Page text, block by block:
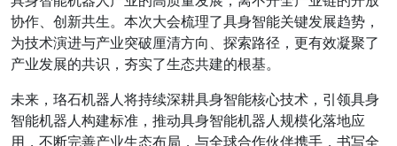
协作、创新共生。本次大会梳理了具身智能关键发展趋势，
为技术演进与产业突破厘清方向、探索路径，更有效凝聚了
产业发展的共识，夯实了生态共建的根基。
未来，珞石机器人将持续深耕具身智能核心技术， 引领具身
智能机器人构建标准，推动具身智能机器人规模化落地应
用 ，不断完善产业生态布局，与全球合作伙伴携手，书写全